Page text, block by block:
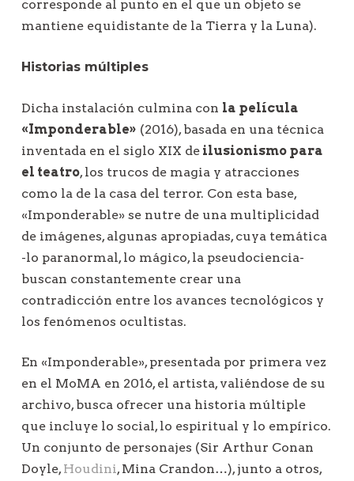
corresponde al punto en el que un objeto se
mantiene equidistante de la Tierra y la Luna).
Historias múltiples
Dicha instalación culmina con la película
«Imponderable» (2016), basada en una técnica
inventada en el siglo XIX de ilusionismo para
el teatro, los trucos de magia y atracciones
como la de la casa del terror. Con esta base,
«Imponderable» se nutre de una multiplicidad
de imágenes, algunas apropiadas, cuya temática
-lo paranormal, lo mágico, la pseudociencia-
buscan constantemente crear una
contradicción entre los avances tecnológicos y
los fenómenos ocultistas.
En «Imponderable», presentada por primera vez
en el MoMA en 2016, el artista, valiéndose de su
archivo, busca ofrecer una historia múltiple
que incluye lo social, lo espiritual y lo empírico.
Un conjunto de personajes (Sir Arthur Conan
Doyle, Houdini, Mina Crandon…), junto a otros,